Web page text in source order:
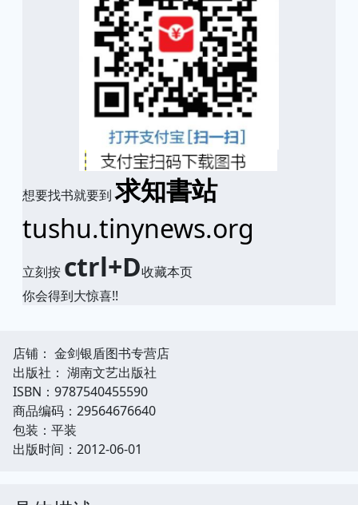
想要找书就要到求知書站
tushu.tinynews.org
立刻按 ctrl+D收藏本页
你会得到大惊喜!!
店铺： 金剑银盾图书专营店
出版社： 湖南文艺出版社
ISBN：9787540455590
商品编码：29564676640
包装：平装
出版时间：2012-06-01